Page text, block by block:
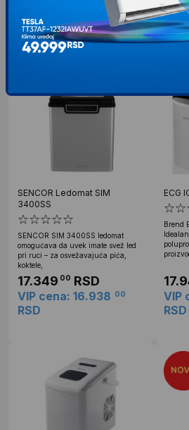
9.94900RSD VIP
SENCOR Ledomat SIM
3400SS
SENCOR SIM 3400SS ledomat
omogućava da uvek imate svež led
pri ruci – za osvežavajuća pića,
koktele,
17.349 00 RSD
VIP cena: 16.938 00
RSD
ECG
Brend
VIP
RSD